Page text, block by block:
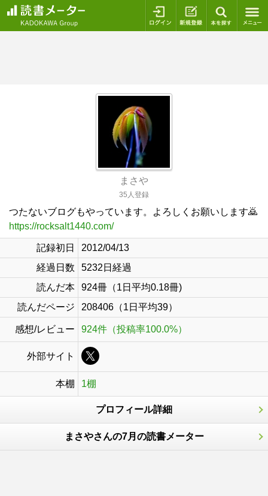
ログイン 新規登録
まさや
35人登録
つたないブログもやっています。よろしくお願いします🙇
https://rocksalt1440.com/
記録初日
2012/04/13
経過日数
5232日経過
読んだ本
924冊（1日平均0.18冊)
読んだページ
208406（1日平均39）
感想/レビュー 924件（投稿率100.0%）
外部サイト
本棚 1棚
プロフィール詳細
まさやさんの7月の読書メーター